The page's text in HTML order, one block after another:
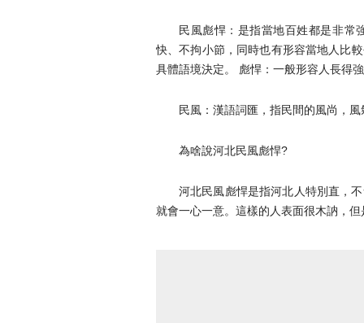
民風彪悍：是指當地百姓都是非常
快、不拘小節，同時也有形容當地人比
具體語境決定。 彪悍：一般形容人長得
民風：漢語詞匯，指民間的風尚，風
為啥說河北民風彪悍?
河北民風彪悍是指河北人特別直，
就會一心一意。這樣的人表面很木訥，但